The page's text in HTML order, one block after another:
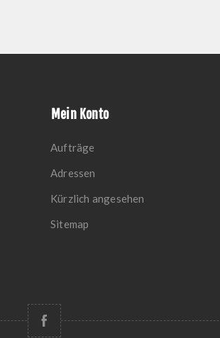
Mein Konto
Aufträge
Adressen
Kürzlich angesehen
Sitemap